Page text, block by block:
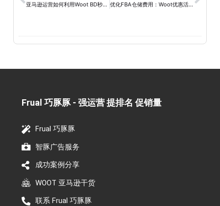
亚马逊运营如何利用Woot BD秒杀活动提高销售量？ 优化FBA仓储费用：Woot优惠活动的实操经验分享
Frual 巧豚豚 - 强运营 提排名 促销量​
Frual 巧豚豚
智豚广告服务
成功案例分享
WOOT 亚马逊干货
联系 Frual 巧豚豚